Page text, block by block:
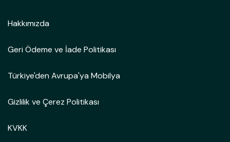
Hakkımızda
Geri Ödeme ve İade Politikası
Türkiye'den Avrupa'ya Mobilya
Gizlilik ve Çerez Politikası
KVKK